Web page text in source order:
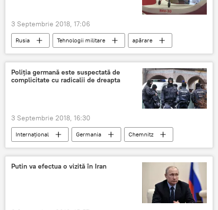
3 Septembrie 2018, 17:06
Rusia Tehnologii militare
apărare
industria rusă
Poliția germană este suspectată de
complicitate cu radicalii de dreapta
3 Septembrie 2018, 16:30
Internaţional Germania
Chemnitz
imigranți
poliția
proteste
Criza imigranților
Putin va efectua o vizită în Iran